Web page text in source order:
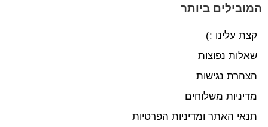
המובילים ביותר
קצת עלינו :)
שאלות נפוצות
הצהרת נגישות
מדיניות משלוחים
תנאי האתר ומדיניות הפרטיות